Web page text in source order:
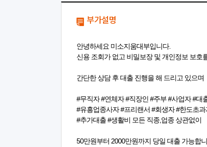
부가설명
안녕하세요 미소지움대부입니다.
신용 조회가 없고 비밀보장 및 개인정보 보호
간단한 상담 후 대출 진행을 해 드리고 있으며
#무직자 #연체자 #직장인 #주부 #사업자 #대
#유흥업종사자 #프리랜서 #회생자 #한도초
#추가대출 #생활비 모든 직종,업종 상관없이
50만원부터 2000만원까지 당일 대출 가능합